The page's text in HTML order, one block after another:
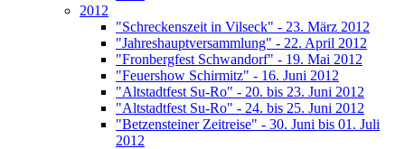
2012
"Schreckenszeit in Vilseck" - 23. März 2012
"Jahreshauptversammlung" - 22. April 2012
"Fronbergfest Schwandorf" - 19. Mai 2012
"Feuershow Schirmitz" - 16. Juni 2012
"Altstadtfest Su-Ro" - 20. bis 23. Juni 2012
"Altstadtfest Su-Ro" - 24. bis 25. Juni 2012
"Betzensteiner Zeitreise" - 30. Juni bis 01. Juli
2012